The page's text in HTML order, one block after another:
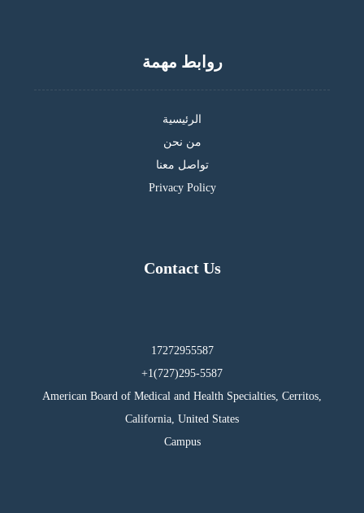
روابط مهمة
الرئيسية
من نحن
تواصل معنا
Privacy Policy
Contact Us
17272955587
295-5587(727)1+
American Board of Medical and Health Specialties, Cerritos,
California, United States
Campus